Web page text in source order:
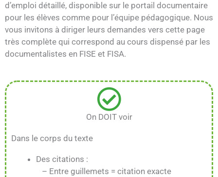
d’emploi détaillé, disponible sur le portail documentaire
pour les élèves comme pour l’équipe pédagogique. Nous
vous invitons à diriger leurs demandes vers cette page
très complète qui correspond au cours dispensé par les
documentalistes en FISE et FISA.
On DOIT voir
Dans le corps du texte
Des citations :
– Entre guillemets = citation exacte